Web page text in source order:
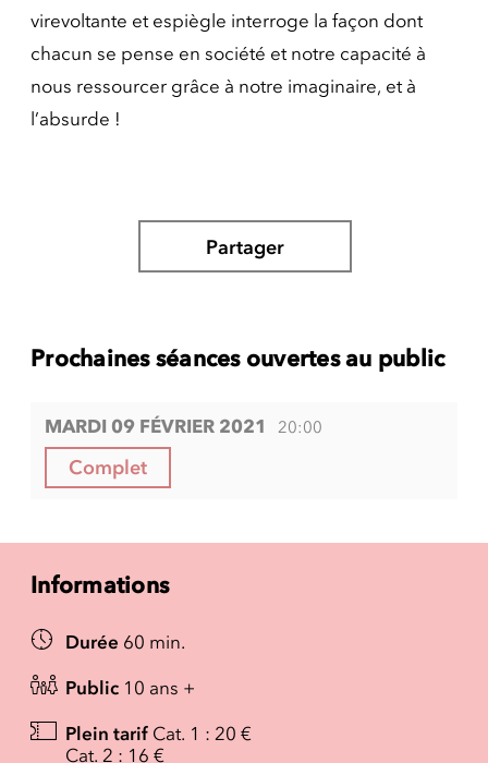
virevoltante et espiègle interroge la façon dont
chacun se pense en société et notre capacité à
nous ressourcer grâce à notre imaginaire, et à
l’absurde !
Partager
Prochaines séances ouvertes au public
MARDI 09 FÉVRIER 2021 20:00
Complet
Informations
Durée 60 min.
Public 10 ans +
Plein tarif Cat. 1 : 20 €
Cat. 2 : 16 €